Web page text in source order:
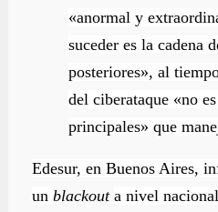
«anormal y
suceder es la cadena
posteriores», al
del ciberataque «no
principales» que
Edesur, en Buenos Aires,
un blackout a nivel